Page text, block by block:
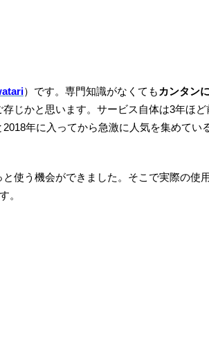
）です。専門知識がなくても カンタン
存じかと思います。サービス自体は3年ほど
年に入ってから急激に人気を集めてい
使う機会ができました。そこで実際の使
。